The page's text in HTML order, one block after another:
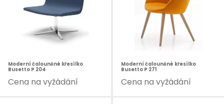
Moderní čalouněné křesílko
Busetto P 204
Cena na vyžádání
Moderní čalouněné křesílko
Busetto P 271
Cena na vyžádání